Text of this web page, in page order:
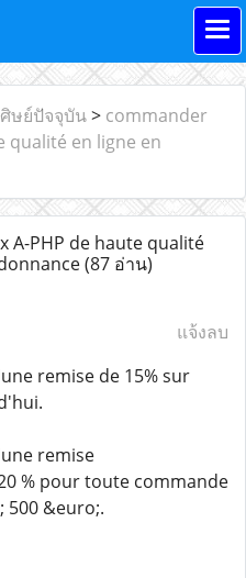
ษย์ปัจจุบัน> commander
qualité en ligne en
A-PHP de haute qualité
(87 อ่าน)
แจ้งลบ
remise de 15% sur
remise
% pour toute commande
500 &euro;.